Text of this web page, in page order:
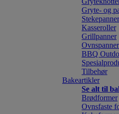
Gryte- og
Kasseroller
Grillpanner
Ovnspanner
BBQ
Tilbehør
Bakeartikler
Se alt til
Brødformer
Ovnsfaste